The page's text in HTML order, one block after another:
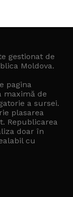
gestionat de
Moldova.
pagina
maximă de
a sursei.
plasarea
Republicarea
doar în
cu